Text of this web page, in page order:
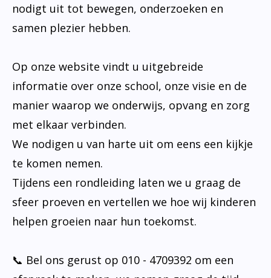
nodigt uit tot bewegen, onderzoeken en
samen plezier hebben.
Op onze website vindt u uitgebreide
informatie over onze school, onze visie en de
manier waarop we onderwijs, opvang en zorg
met elkaar verbinden.
We nodigen u van harte uit om eens een kijkje
te komen nemen.
Tijdens een rondleiding laten we u graag de
sfeer proeven en vertellen we hoe wij kinderen
helpen groeien naar hun toekomst.
📞 Bel ons gerust op 010 - 4709392 om een